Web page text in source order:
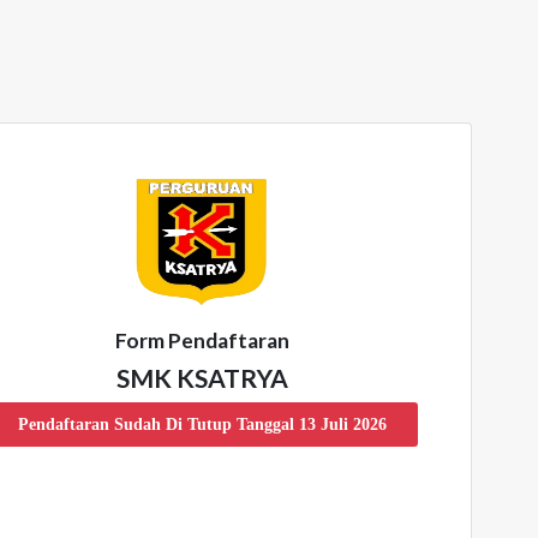
Form Pendaftaran
SMK KSATRYA
Pendaftaran Sudah Di Tutup Tanggal 13 Juli 2026